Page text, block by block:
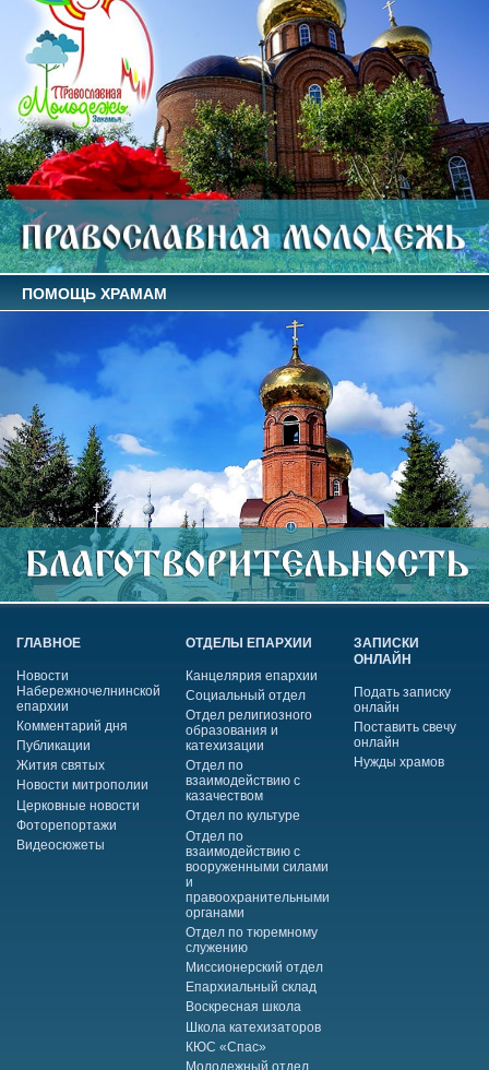
ПОМОЩЬ ХРАМАМ
ГЛАВНОЕ
Новости
Набережночелнинской
епархии
Комментарий дня
Публикации
Жития святых
Новости митрополии
Церковные новости
Фоторепортажи
Видеосюжеты
ОТДЕЛЫ ЕПАРХИИ
Канцелярия епархии
Социальный отдел
Отдел религиозного
образования и
катехизации
Отдел по
взаимодействию с
казачеством
Отдел по культуре
Отдел по
взаимодействию с
вооруженными силами
и
правоохранительными
органами
Отдел по тюремному
служению
Миссионерский отдел
Епархиальный склад
Воскресная школа
Школа катехизаторов
КЮС «Спас»
Молодежный отдел
ЗАПИСКИ
ОНЛАЙН
Подать записку
онлайн
Поставить свечу
онлайн
Нужды храмов